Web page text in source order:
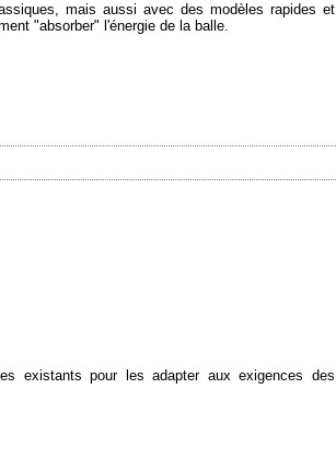
mais aussi avec des modèles rapides et
"absorber" l'énergie de la balle.
existants pour les adapter aux exigences des